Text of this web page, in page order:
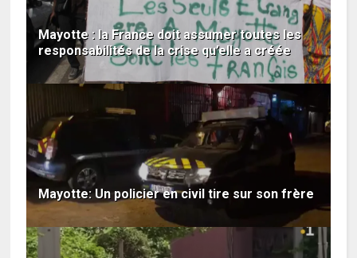
Mayotte : la France doit assumer toutes les
responsabilités de la crise qu’elle a créée
Mayotte: Un policier en civil tire sur son frère